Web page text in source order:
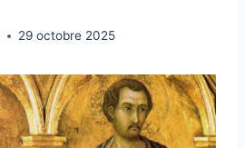
29 octobre 2025